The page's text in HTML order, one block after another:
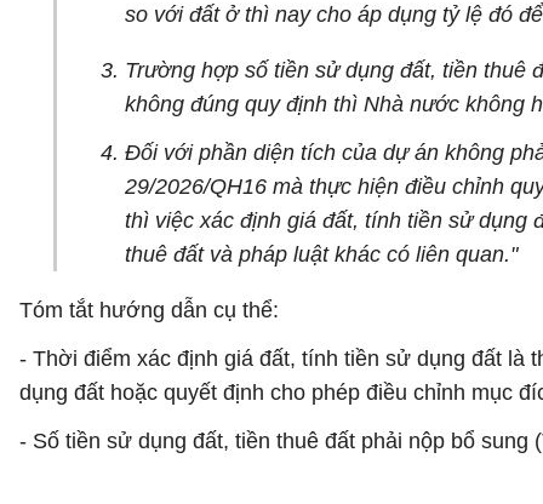
so với đất ở thì nay cho áp dụng tỷ lệ đó
Trường hợp số tiền sử dụng đất, tiền thuê
không đúng quy định thì Nhà nước không
Đối với phần diện tích của dự án không
29/2026/QH16 mà thực hiện điều chỉnh
thì việc xác định giá đất, tính tiền sử dụng
thuê đất và pháp luật khác có liên quan."
Tóm tắt hướng dẫn cụ thể:
- Thời điểm xác định giá đất, tính tiền sử dụng đất là
dụng đất hoặc quyết định cho phép điều chỉnh mục
- Số tiền sử dụng đất, tiền thuê đất phải nộp bổ